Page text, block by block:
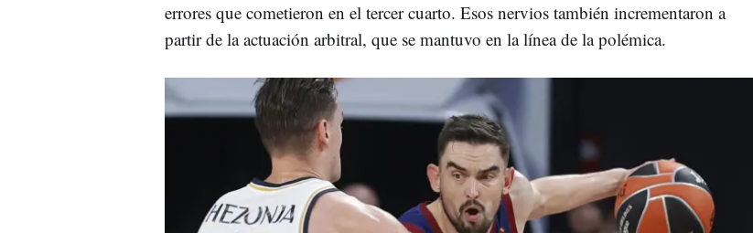
errores que cometieron en el tercer cuarto. Esos nervios también incrementaron a
partir de la actuación arbitral, que se mantuvo en la línea de la polémica.